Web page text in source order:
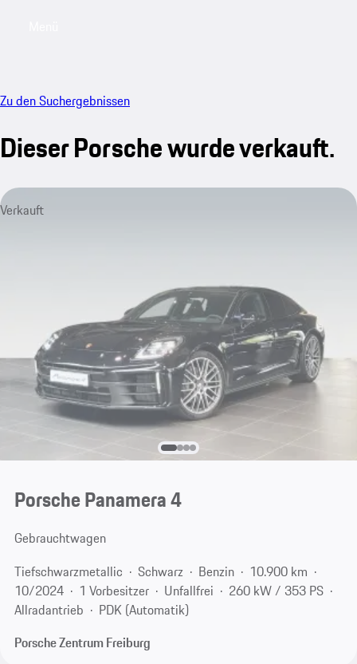
Zu den Suchergebnissen
Dieser Porsche wurde verkauft.
Verkauft
Porsche Panamera 4
Gebrauchtwagen
Tiefschwarzmetallic
Schwarz Benzin
10.900 km
10/2024
1 Vorbesitzer Unfallfrei
260 kW / 353 PS
Allradantrieb
PDK (Automatik)
Porsche Zentrum Freiburg